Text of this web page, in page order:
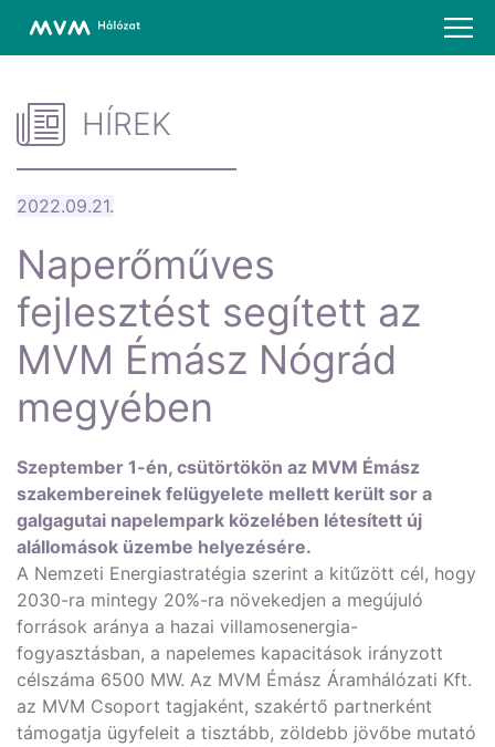
HÍREK
2022.09.21.
Naperőműves
fejlesztést segített az
MVM Émász Nógrád
megyében
Szeptember 1-én, csütörtökön az MVM Émász
szakembereinek felügyelete mellett került sor a
galgagutai napelempark közelében létesített új
alállomások üzembe helyezésére.
A Nemzeti Energiastratégia szerint a kitűzött cél, hogy
2030-ra mintegy 20%-ra növekedjen a megújuló
források aránya a hazai villamosenergia-
fogyasztásban, a napelemes kapacitások irányzott
célszáma 6500 MW. Az MVM Émász Áramhálózati Kft.
az MVM Csoport tagjaként, szakértő partnerként
támogatja ügyfeleit a tisztább, zöldebb jövőbe mutató